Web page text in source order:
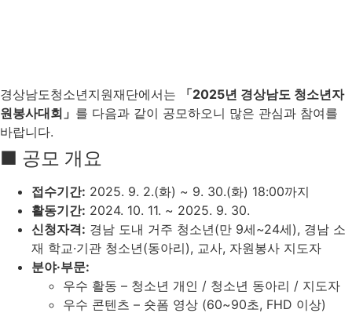
경상남도청소년지원재단에서는
「2025년 경상남도 청소년자
원봉사대회」 를 다음과 같이 공모하오니 많은 관심과 참여를
바랍니다.
■ 공모 개요
접수기간: 2025. 9. 2.(화) ~ 9. 30.(화) 18:00까지
활동기간: 2024. 10. 11. ~ 2025. 9. 30.
신청자격: 경남 도내 거주 청소년(만 9세~24세), 경남 소
재 학교·기관 청소년(동아리), 교사, 자원봉사 지도자
분야·부문:
우수 활동 – 청소년 개인 / 청소년 동아리 / 지도자
우수 콘텐츠 – 숏폼 영상 (60~90초, FHD 이상)